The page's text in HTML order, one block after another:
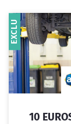
10
EXCLU